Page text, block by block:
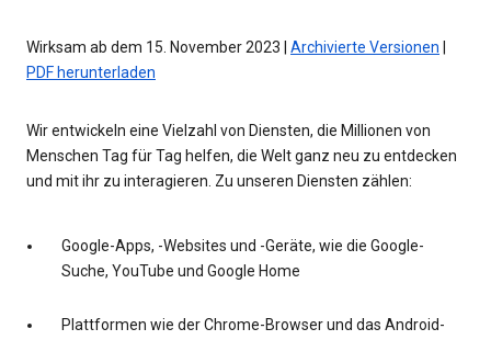
Wirksam ab dem 15. November 2023 | Archivierte Versionen
PDF herunterladen
Wir entwickeln eine Vielzahl von Diensten, die Millionen von
Menschen Tag für Tag helfen, die Welt ganz neu zu entdecken
und mit ihr zu interagieren. Zu unseren Diensten zählen:
Google-Apps, -Websites und -Geräte, wie die Google-
Suche, YouTube und Google Home
Plattformen wie der Chrome-Browser und das Android-